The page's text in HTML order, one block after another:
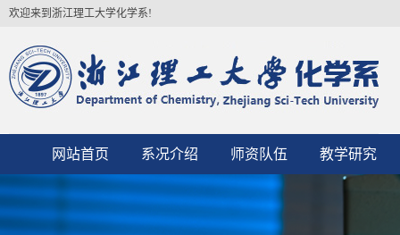
欢迎来到浙江理工大学化学系!
网站首页 系况介绍 师资队伍 教学研究